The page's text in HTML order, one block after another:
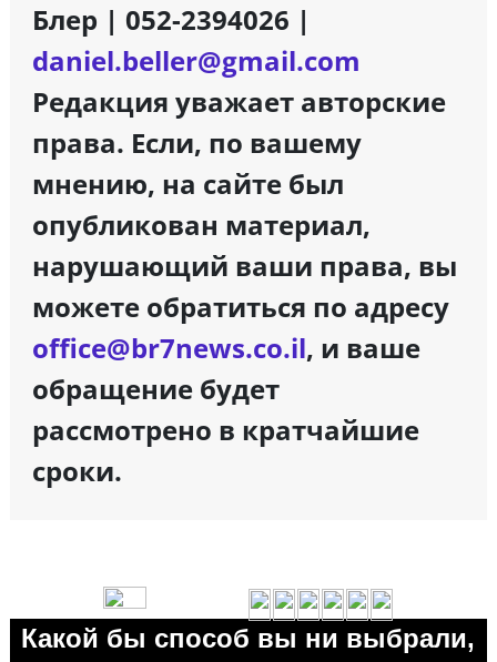
Блер | 052-2394026 |
daniel.beller@gmail.com
Редакция уважает авторские
права. Если, по вашему
мнению, на сайте был
опубликован материал,
нарушающий ваши права, вы
можете обратиться по адресу
office@br7news.co.il, и ваше
обращение будет
рассмотрено в кратчайшие
сроки.
Какой бы способ вы ни выбрали,